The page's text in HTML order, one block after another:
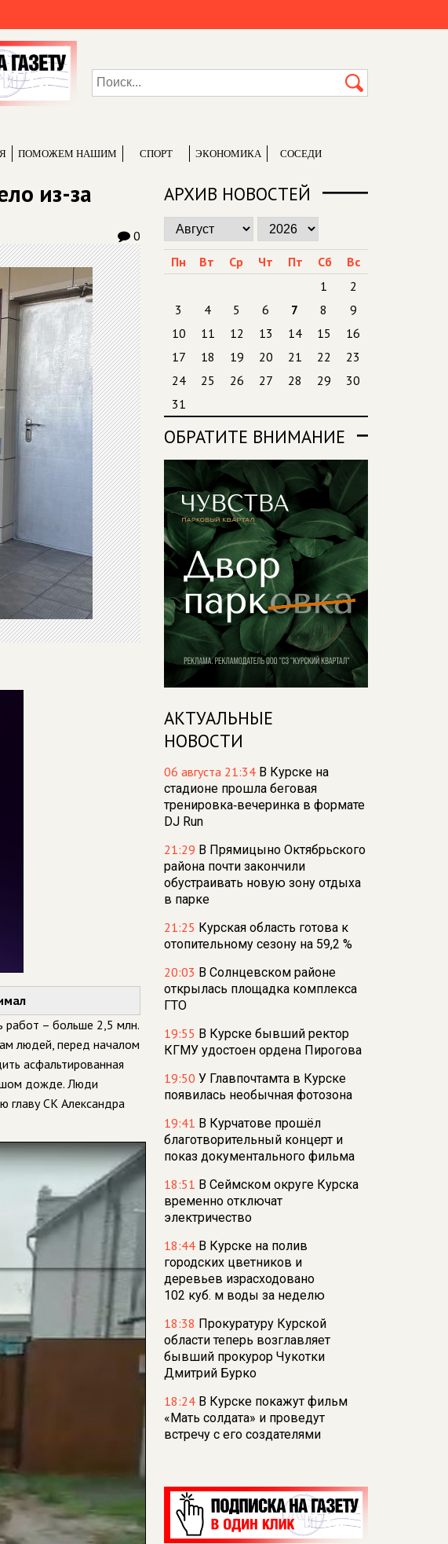
ПОМОЖЕМ НАШИМ СПОРТ ЭКОНОМИКА СОСЕДИ
из-за
0
работ – больше 2,5 млн.
людей, перед началом
асфальтированная
дожде. Люди
главу СК Александра
АРХИВ НОВОСТЕЙ
Пн Вт Ср Чт Пт Сб
Вс
1
2
3
4 5 6 7 8
9
10
11 12 13 14 15
16
17
18 19 20 21 22
23
24
25 26 27 28 29
30
31
ОБРАТИТЕ ВНИМАНИЕ
АКТУАЛЬНЫЕ
НОВОСТИ
06 августа 21:34 В Курске на
стадионе прошла беговая
тренировка‑вечеринка в формате
DJ Run
21:29 В Прямицыно Октябрьского
района почти закончили
обустраивать новую зону отдыха
в парке
21:25 Курская область готова к
отопительному сезону на 59,2 %
20:03 В Солнцевском районе
открылась площадка комплекса
ГТО
19:55 В Курске бывший ректор
КГМУ удостоен ордена Пирогова
19:50 У Главпочтамта в Курске
появилась необычная фотозона
19:41 В Курчатове прошёл
благотворительный концерт и
показ документального фильма
18:51 В Сеймском округе Курска
временно отключат
электричество
18:44 В Курске на полив
городских цветников и
деревьев израсходовано
102 куб. м воды за неделю
18:38 Прокуратуру Курской
области теперь возглавляет
бывший прокурор Чукотки
Дмитрий Бурко
18:24 В Курске покажут фильм
«Мать солдата» и проведут
встречу с его создателями
из‑за проблем с водоснабжением
17:23
В Курске установили две
камеры ПДД на превышение